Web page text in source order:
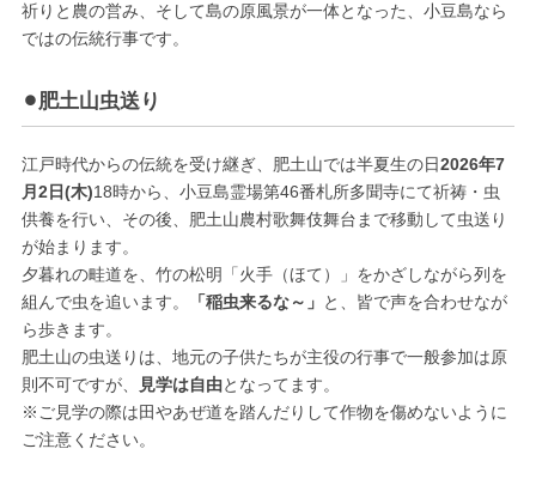
祈りと農の営み、そして島の原風景が一体となった、小豆島なら
ではの伝統行事です。
⚫︎肥土山虫送り
江戸時代からの伝統を受け継ぎ、肥土山では半夏生の日2026年7
月2日(木)18時から、小豆島霊場第46番札所多聞寺にて祈祷・虫
供養を行い、その後、肥土山農村歌舞伎舞台まで移動して虫送り
が始まります。
夕暮れの畦道を、竹の松明「火手（ほて）」をかざしながら列を
組んで虫を追います。
「稲虫来るな～」 と、皆で声を合わせなが
ら歩きます。
肥土山の虫送りは、地元の子供たちが主役の行事で一般参加は原
則不可ですが、
見学は自由となってます。
※ご見学の際は田やあぜ道を踏んだりして作物を傷めないように
ご注意ください。